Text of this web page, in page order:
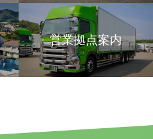
営業拠点案内